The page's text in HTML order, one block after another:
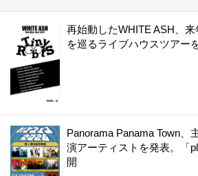
再始動したWHITE ASH、
を巡るライブハウスツアー
Panorama Panama Town、
演アーティストを発表。「
開